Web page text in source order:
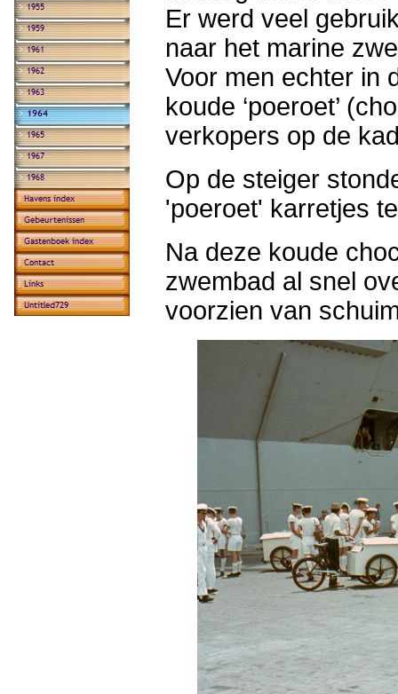
Er werd veel
naar het marine
Voor men echter in
koude ‘poeroet’
verkopers op de
Op de steiger
'poeroet' karretjes
Na deze koude
zwembad al snel
voorzien van